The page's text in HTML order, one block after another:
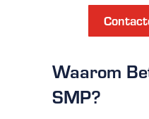
Waarom
SMP?